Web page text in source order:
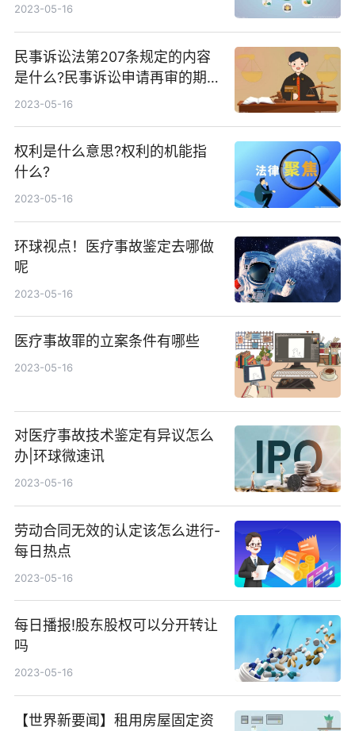
2023-05-16
民事诉讼法第207条规定的内容
是什么?民事诉讼申请再审的期
限是多久?
2023-05-16
权利是什么意思?权利的机能指
什么?
2023-05-16
环球视点！医疗事故鉴定去哪做
呢
2023-05-16
医疗事故罪的立案条件有哪些
2023-05-16
对医疗事故技术鉴定有异议怎么
办|环球微速讯
2023-05-16
劳动合同无效的认定该怎么进行-
每日热点
2023-05-16
每日播报!股东股权可以分开转让
吗
2023-05-16
【世界新要闻】租用房屋固定资